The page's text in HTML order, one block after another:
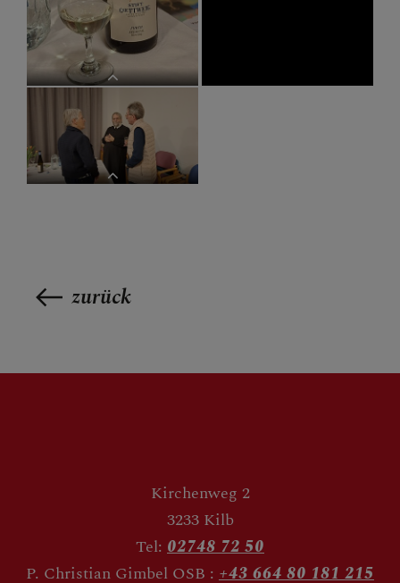
Wein in der Bibel
zurück
Kirchenweg 2
3233 Kilb
Tel: 02748 72 50
P. Christian Gimbel OSB : +43 664 80 181 215